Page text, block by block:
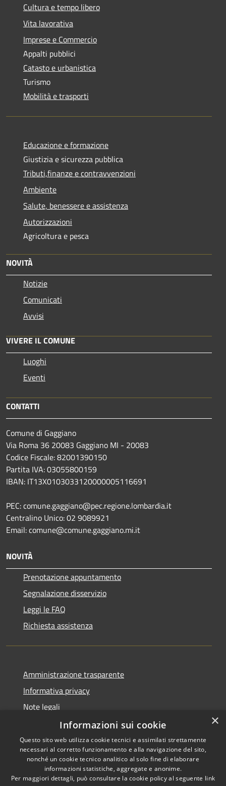
Cultura e tempo libero
Vita lavorativa
Imprese e Commercio
Appalti pubblici
Catasto e urbanistica
Turismo
Mobilità e trasporti
Educazione e formazione
Giustizia e sicurezza pubblica
Tributi,finanze e contravvenzioni
Ambiente
Salute, benessere e assistenza
Autorizzazioni
Agricoltura e pesca
NOVITÀ
Notizie
Comunicati
Avvisi
VIVERE IL COMUNE
Luoghi
Eventi
CONTATTI
Comune di Gaggiano
Via Roma 36 20083 Gaggiano MI - 20083
Codice Fiscale: 82001390150
Partita IVA: 03055800159
IBAN: IT13X0103033120000005116691
PEC: comune.gaggiano@pec.regione.lombardia.it
Centralino Unico: 02 9089921
Email: comune@comune.gaggiano.mi.it
NOVITÀ
Prenotazione appuntamento
Segnalazione disservizio
Leggi le FAQ
Richiesta assistenza
Amministrazione trasparente
Informativa privacy
Note legali
Dichiarazione di accessibilità
RSS
Copyright © 2026 • Comune di
×
Informazioni sui cookie
Questo sito web utilizza cookie tecnici e assimilati strettamente
necessari al corretto funzionamento e alla navigazione del sito,
nonché un cookie tecnico analitico al solo fine di elaborare
informazioni statistiche, aggregate e anonime.
Per maggiori dettagli, può consultare la cookie policy al seguente link